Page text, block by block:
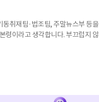
취재팀·법조팀, 주말뉴스부 등
령이라고 생각합니다. 부끄럽지